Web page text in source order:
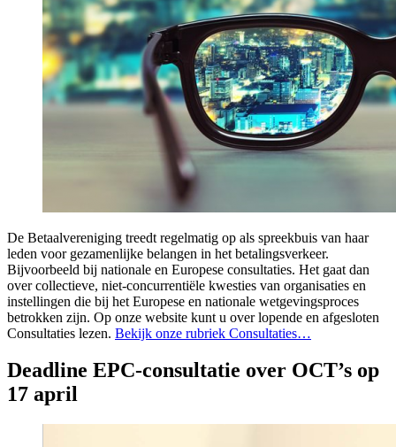
De Betaalvereniging treedt regelmatig op als spreekbuis van haar
leden voor gezamenlijke belangen in het betalingsverkeer.
Bijvoorbeeld bij nationale en Europese consultaties. Het gaat dan
over collectieve, niet-concurrentiële kwesties van organisaties en
instellingen die bij het Europese en nationale wetgevingsproces
betrokken zijn. Op onze website kunt u over lopende en afgesloten
Consultaties lezen. Bekijk onze rubriek Consultaties…
Deadline EPC-consultatie over OCT’s op
17 april